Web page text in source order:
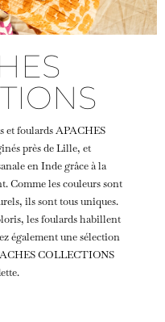
et foulards APACHES
près de Lille, et
en Inde grâce à la
Comme les couleurs sont
ils sont tous uniques.
les foulards habillent
également une sélection
COLLECTIONS